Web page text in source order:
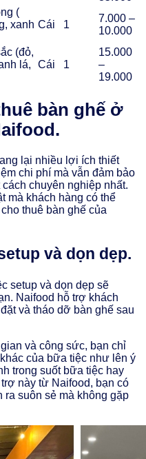
(
xanh Cái 1
7.000 –
10.000
(đỏ,
lá,
Cái 1
15.000
–
19.000
bàn ghế ở
lại nhiều lợi ích thiết
chi phí mà vẫn đảm bảo
chuyên nghiệp nhất.
mà khách hàng có thể
thuê bàn ghế của
và dọn dẹp.
setup và dọn dẹp sẽ
Naifood hỗ trợ khách
và tháo dỡ bàn ghế sau
và công sức, bạn chỉ
của bữa tiệc như lên ý
trong suốt bữa tiệc hay
này từ Naifood, bạn có
ra suôn sẻ mà không gặp